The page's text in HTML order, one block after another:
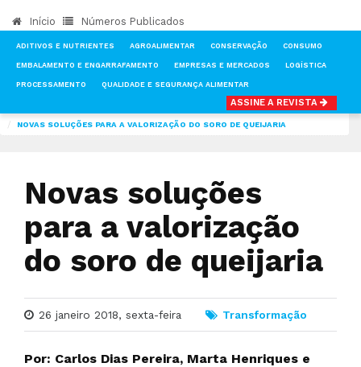
Início Números Publicados
ADITIVOS E NUTRIENTES AGROALIMENTAR CONSERVAÇÃO CONSUMO
EMBALAMENTO E ENGARRAFAMENTO EMPRESAS E MERCADOS LOGÍSTICA
PROCESSAMENTO QUALIDADE E SEGURANÇA ALIMENTAR
ASSINE A REVISTA
NOVAS SOLUÇÕES PARA A VALORIZAÇÃO DO SORO DE QUEIJARIA
Novas soluções
para a valorização
do soro de queijaria
26 janeiro 2018, sexta-feira Transformação
Por: Carlos Dias Pereira, Marta Henriques e